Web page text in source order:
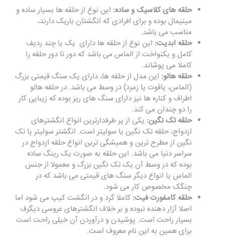
حلقه ‌های کلاسیک و ساده: این نوع از حلقه ها بسیار ساده و
مینیمال بوده و برای افرادی که انگشتان باریک دارند،
مناسب می باشد.
حلقه ابدیت: این نوع از حلقه ها دارای یک یا چند ردیف
کامل و یکنواخت از الماس می باشد که دور تا دور حلقه را
کاملا می ‌پوشاند.
حلقه هالو: این مدل از حلقه ها، دارای یک سنگ قیمتی بزرگ
(الماس، یاقوت یا زمرد) در وسط می باشد. در حلقه هالو
اطراف و کناره‌ ها نیز دارای سنگ ‌های ریز بوده که زیبایی کار
را دو چندان می کند.
حلقه تک نگین: یکی از پر طرفدارترین انواع انگشترهای
ازدواج، حلقه تک نگین یا سولیتر است. انگشتر سولیتر یا تک
نگین از مطرح ترین و همیشگی ترین انواع حلقه ازدواج در
سراسر دنیا می ‌باشد. این حلقه به صورت یک رینگ ساده
بوده که در وسط آن یک تک نگین بزرگ و معمولا از جنس
الماس یا انواع دیگر سنگ های قیمتی می باشد که در
چنگک مخصوص کار می ‌شود.
حلقه کامفورت فیت: کاملا گرد و در انگشت کیپ می‌ شود اما
اصلا آزار دهنده نبوده و بر خلاف انگشترهای عروسی دیگرف
بسیار راحت است. پوشیدن و درآوردن آن خیلی راحت است
برای همین به این نام معروف است.